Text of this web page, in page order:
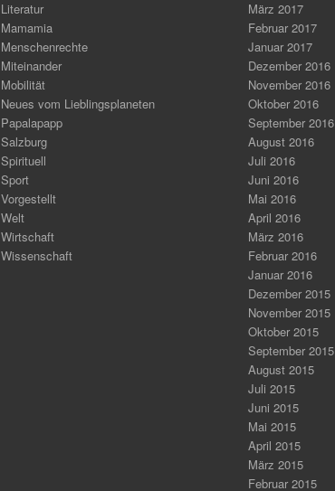
Literatur
Mamamia
Menschenrechte
Miteinander
Mobilität
Neues vom Lieblingsplaneten
Papalapapp
Salzburg
Spirituell
Sport
Vorgestellt
Welt
Wirtschaft
Wissenschaft
März 2017
Februar 2017
Januar 2017
Dezember 2016
November 2016
Oktober 2016
September 2016
August 2016
Juli 2016
Juni 2016
Mai 2016
April 2016
März 2016
Februar 2016
Januar 2016
Dezember 2015
November 2015
Oktober 2015
September 2015
August 2015
Juli 2015
Juni 2015
Mai 2015
April 2015
März 2015
Februar 2015